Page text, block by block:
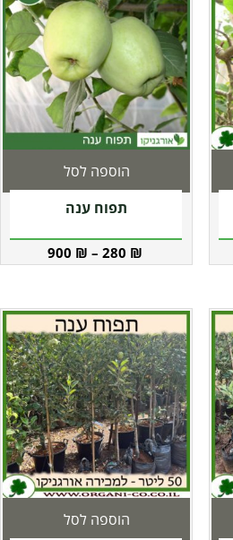
תפוח ענה
280 ₪
–
900 ₪
הוספה לסל
הוספה לסל